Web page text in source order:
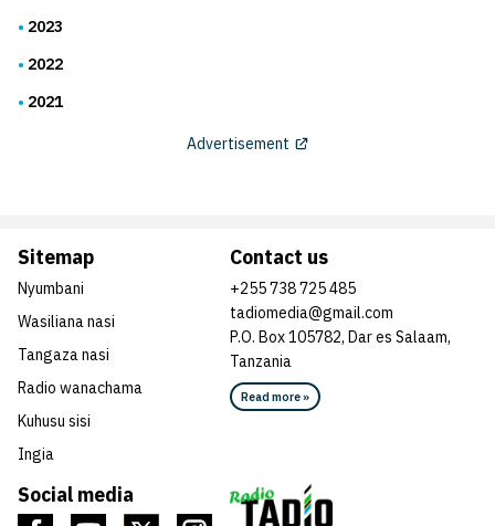
2023
2022
2021
Advertisement
Social media
Sitemap
Nyumbani
Wasiliana nasi
Tangaza nasi
Radio wanachama
Kuhusu sisi
Ingia
Contact us
+255 738 725 485
tadiomedia@gmail.com
P.O. Box 105782, Dar es Salaam,
Tanzania
Read more »